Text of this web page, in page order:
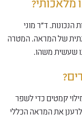
הנכונות. ד"ר מוני
של המראה. המטרה
שעשית משהו.
קמטים כדי לשפר
את המראה הכללי